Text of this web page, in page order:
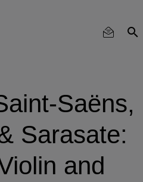
Saëns,
Sarasate:
and